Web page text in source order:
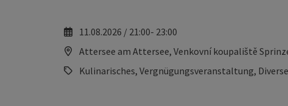
11.08.2026 / 21:00- 23:00
Attersee am Attersee, Venkovní koupaliště
Kulinarisches, Vergnügungsveranstaltung,